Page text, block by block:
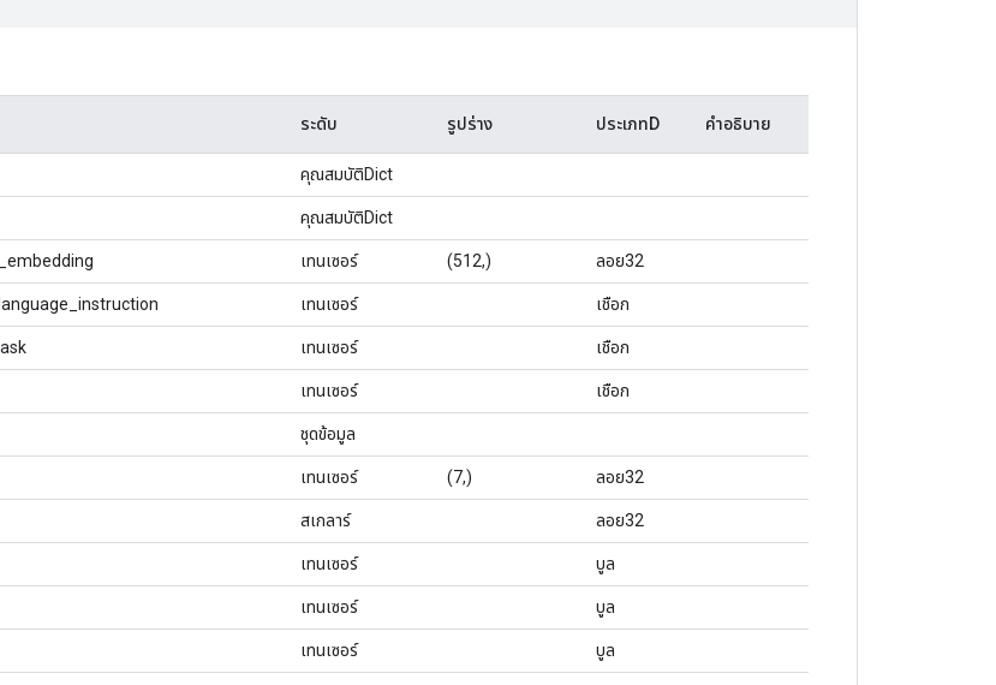
ระดับ รูปร่าง ประเภทD คำอธิบาย
คุณสมบัติDict
คุณสมบัติDict
เทนเซอร์ (512,) ลอย32
เทนเซอร์ เชือก
เทนเซอร์ เชือก
เทนเซอร์ เชือก
ชุดข้อมูล
เทนเซอร์ (7,) ลอย32
สเกลาร์ ลอย32
เทนเซอร์ บูล
เทนเซอร์ บูล
เทนเซอร์ บูล